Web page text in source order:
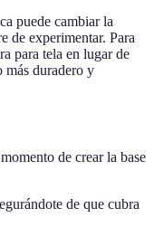
puede cambiar la
de experimentar. Para
para tela en lugar de
más duradero y
de crear la base
de que cubra